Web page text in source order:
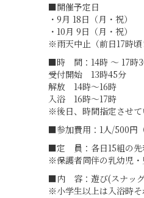
■開催予定日
・9月 18日（月・祝）
・10月 9日（月・祝）
※雨天中止（前日17時頃
■時 間：14時 ～ 17時
受付開始 13時45分
解放 14時～16時
入浴 16時～17時
※後日、時間指定させて
■参加費用：1人/500円
■定 員：各日15組の先
※保護者同伴の乳幼児・
■内 容：遊び(スナッグ
※小学生以上は入浴時そ